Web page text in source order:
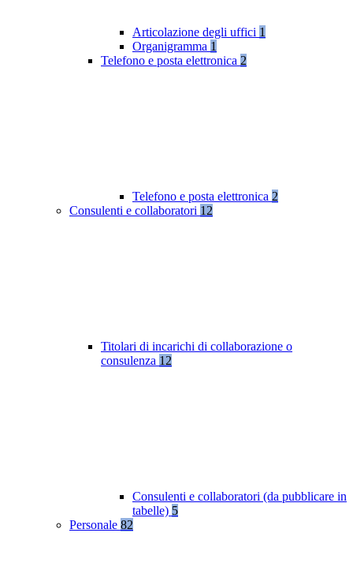
Articolazione degli uffici 1
Organigramma 1
Telefono e posta elettronica 2
Telefono e posta elettronica 2
Consulenti e collaboratori 12
Titolari di incarichi di collaborazione o
consulenza 12
Consulenti e collaboratori (da pubblicare in
tabelle) 5
Personale 82